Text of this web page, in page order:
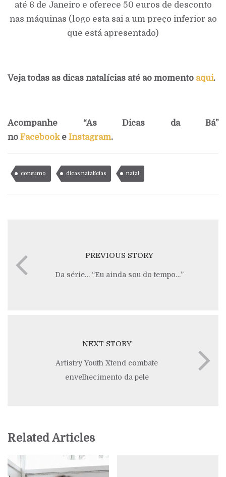
até 6 de Janeiro e oferece 50 euros de desconto
nas máquinas (logo esta sai a um preço inferior ao
que está apresentado)
Veja todas as dicas natalícias até ao momento aqui.
Acompanhe “As Dicas da Bá”
no Facebooke Instagram.
consumo dicas natalícias natal
PREVIOUS STORY
Da série… “Eu ainda sou do tempo…”
NEXT STORY
Artistry Youth Xtend combate
envelhecimento da pele
Related Articles